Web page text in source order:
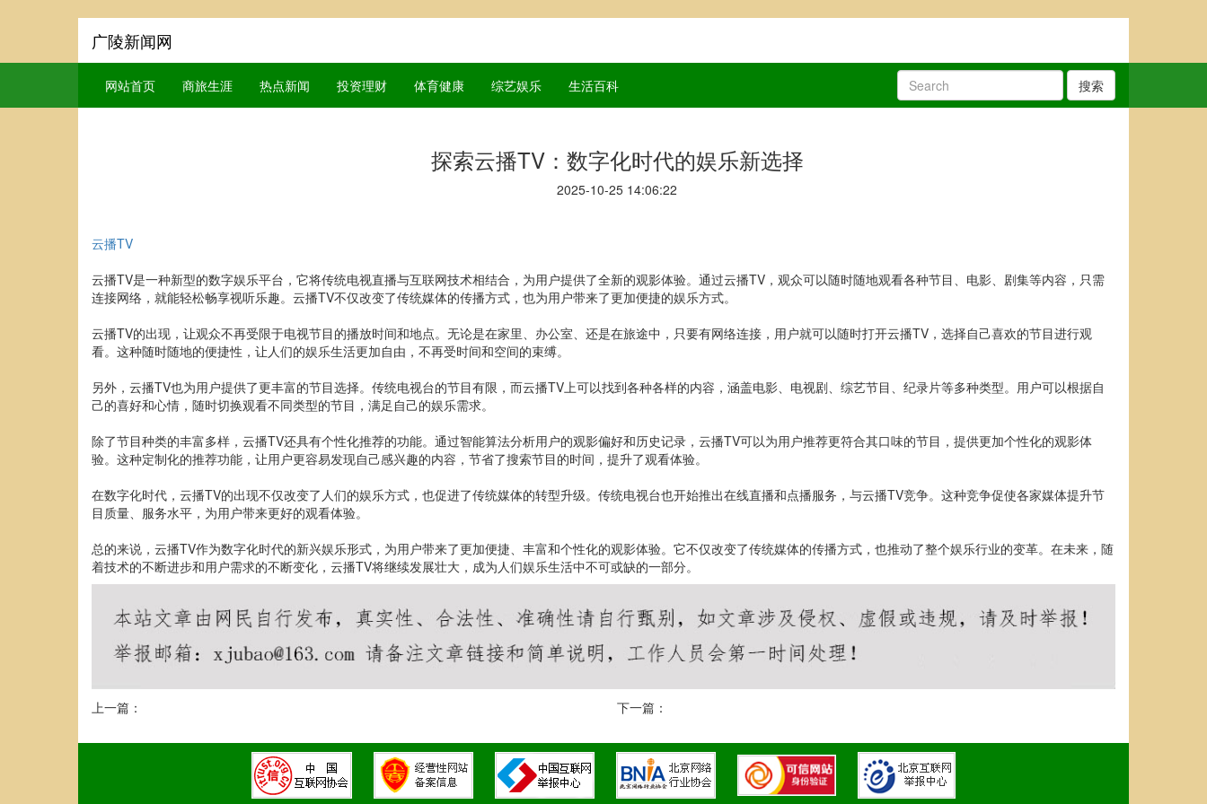
广陵新闻网
网站首页 商旅生涯 热点新闻 投资理财 体育健康 综艺娱乐 生活百科 搜索
探索云播TV：数字化时代的娱乐新选择
2025-10-25 14:06:22
云播TV
云播TV是一种新型的数字娱乐平台，它将传统电视直播与互联网技术相结合，为用户提供了全新的观影体验。通过云播TV，观众可以随时随地观看各种节目、电影、剧集等内容，只需
连接网络，就能轻松畅享视听乐趣。云播TV不仅改变了传统媒体的传播方式，也为用户带来了更加便捷的娱乐方式。
云播TV的出现，让观众不再受限于电视节目的播放时间和地点。无论是在家里、办公室、还是在旅途中，只要有网络连接，用户就可以随时打开云播TV，选择自己喜欢的节目进行观
看。这种随时随地的便捷性，让人们的娱乐生活更加自由，不再受时间和空间的束缚。
另外，云播TV也为用户提供了更丰富的节目选择。传统电视台的节目有限，而云播TV上可以找到各种各样的内容，涵盖电影、电视剧、综艺节目、纪录片等多种类型。用户可以根据自
己的喜好和心情，随时切换观看不同类型的节目，满足自己的娱乐需求。
除了节目种类的丰富多样，云播TV还具有个性化推荐的功能。通过智能算法分析用户的观影偏好和历史记录，云播TV可以为用户推荐更符合其口味的节目，提供更加个性化的观影体
验。这种定制化的推荐功能，让用户更容易发现自己感兴趣的内容，节省了搜索节目的时间，提升了观看体验。
在数字化时代，云播TV的出现不仅改变了人们的娱乐方式，也促进了传统媒体的转型升级。传统电视台也开始推出在线直播和点播服务，与云播TV竞争。这种竞争促使各家媒体提升节
目质量、服务水平，为用户带来更好的观看体验。
总的来说，云播TV作为数字化时代的新兴娱乐形式，为用户带来了更加便捷、丰富和个性化的观影体验。它不仅改变了传统媒体的传播方式，也推动了整个娱乐行业的变革。在未来，随
着技术的不断进步和用户需求的不断变化，云播TV将继续发展壮大，成为人们娱乐生活中不可或缺的一部分。
上一篇： 下一篇：